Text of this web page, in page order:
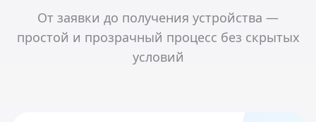
От заявки до получения устройства —
простой и прозрачный процесс без скрытых
условий